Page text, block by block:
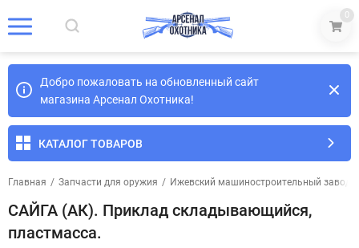
0
Добро пожаловать на обновленный сайт
магазина Арсенал Охотника!
КАТАЛОГ ТОВАРОВ
Главная / Запчасти для оружия / Ижевский машиностроительный завод
САЙГА (АК). Приклад складывающийся,
пластмасса.